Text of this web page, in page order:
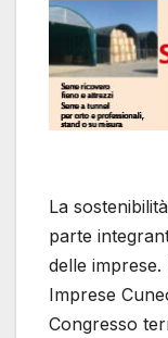
La
parte
delle
Imprese
Congresso